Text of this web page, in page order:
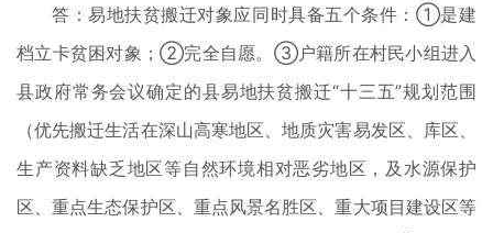
答：易地扶贫搬迁对象应同时具备五个条件：①是建
档立卡贫困对象；②完全自愿。③户籍所在村民小组进入
县政府常务会议确定的县易地扶贫搬迁“十三五”规划范围
（优先搬迁生活在深山高寒地区、地质灾害易发区、库区、
生产资料缺乏地区等自然环境相对恶劣地区，及水源保护
区、重点生态保护区、重点风景名胜区、重大项目建设区等